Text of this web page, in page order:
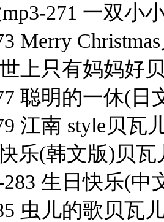
271 一双小
Merry
上只有妈妈好
聪明的一休(日
江南 style贝瓦
乐(韩文版)贝
283 生日快乐(
虫儿的歌贝瓦